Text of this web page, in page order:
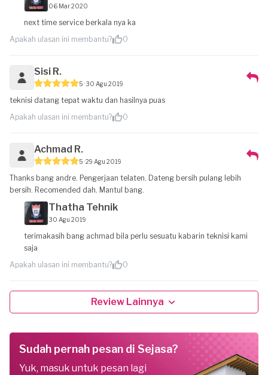
06 Mar 2020
next time service berkala nya ka
Apakah ulasan ini membantu?
0
Sisi R.
5 30 Agu 2019
teknisi datang tepat waktu dan hasilnya puas
Apakah ulasan ini membantu?
0
Achmad R.
5 29 Agu 2019
Thanks bang andre. Pengerjaan telaten. Dateng bersih pulang lebih
bersih. Recomended dah. Mantul bang.
Thatha Tehnik
30 Agu 2019
terimakasih bang achmad bila perlu sesuatu kabarin teknisi kami
saja
Apakah ulasan ini membantu?
0
Review Lainnya
Sudah pernah pesan di Sejasa?
Yuk, masuk untuk pesan lagi